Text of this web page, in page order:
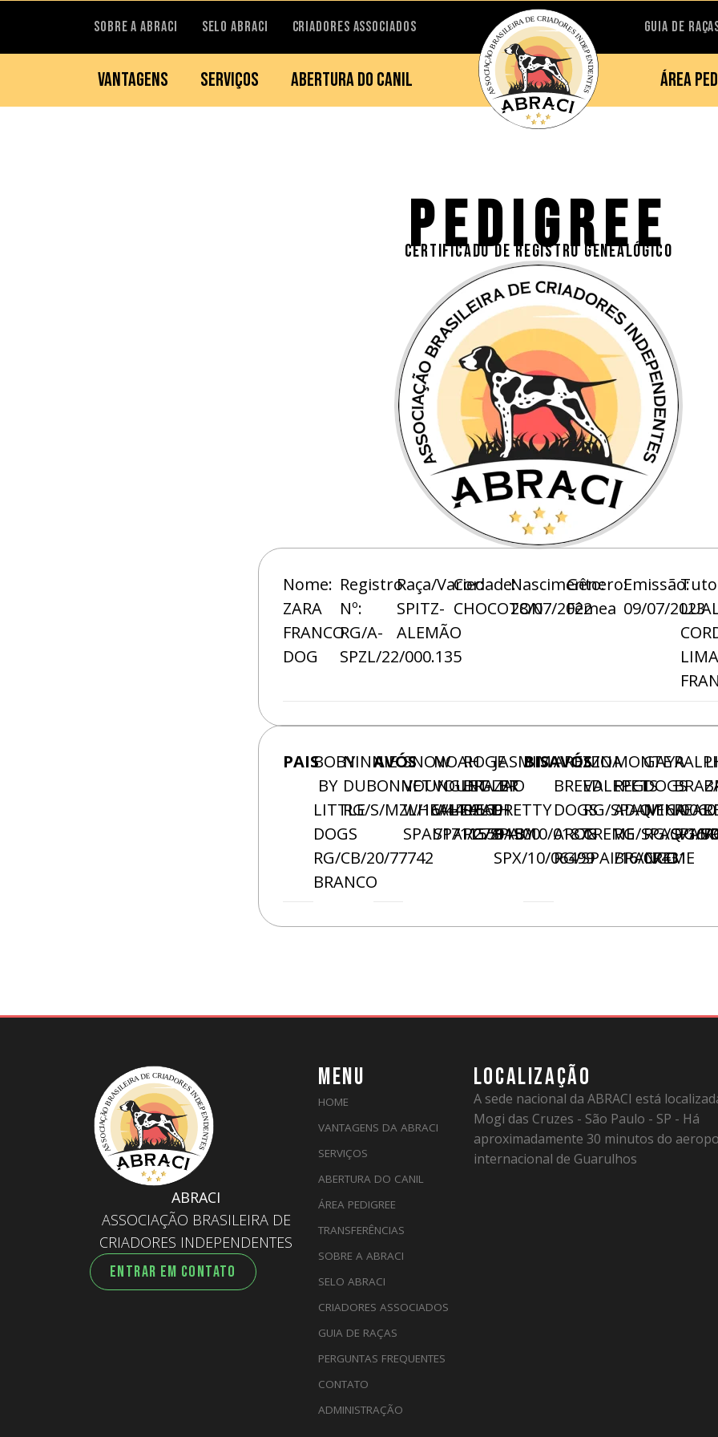
SOBRE A ABRACI SELO ABRACI CRIADORES ASSOCIADOS GUIA DE
VANTAGENS SERVIÇOS ABERTURA DO CANIL ÁREA
PEDIGREE
CERTIFICADO DE REGISTRO GENEALÓGICO
Nome:
ZARA
FRANCO
DOG
Registro
Nº:
RG/A-
SPZL/22/000.135
Raça/Variedade:
SPITZ-
ALEMÃO
Cor:
CHOCOTON
Nascimento:
28/07/2022
Gênero:
Fêmea
Emissão:
09/07/2023
LIMA
PAISBOBY
BY
LITTLE
DOGS
RG/CB/20/77742
BRANCO
NINNIE
DUBONNET
RG/S/MZL/16/440.569
AVÓSSNOW
VOUNGLET
WHEALTH
SPAI/1711559
NOAH
VOUNGLET
WHEALTH
SPAI/27/11500
ROGE
BRAZAO
REAL
RG/SPAI/10/01878
JASMIM
BR
PRETTY
BABY
SPX/10/06499
BISAVÓS
AREZZO
BREED
DOGS
ARON
RG/SPAI/16/07431
NINA
VALEPET
RG/SPAQ/16/
CREME
MONTE
REGIS
ADAM
RG/SPAQ/16/
BRANCO
GAYA
DOGS
NENA
RG/SPAI/
CREME
REAL
RG/
ABRACI
ASSOCIAÇÃO BRASILEIRA DE
CRIADORES INDEPENDENTES
ENTRAR EM CONTATO
MENU
HOME
VANTAGENS DA ABRACI
SERVIÇOS
ABERTURA DO CANIL
ÁREA PEDIGREE
TRANSFERÊNCIAS
SOBRE A ABRACI
SELO ABRACI
CRIADORES ASSOCIADOS
GUIA DE RAÇAS
PERGUNTAS FREQUENTES
CONTATO
ADMINISTRAÇÃO
LOCALIZAÇÃO
A sede nacional da ABRACI está
Mogi das Cruzes - São Paulo - SP - Há
aproximadamente 30 minutos do
internacional de Guarulhos